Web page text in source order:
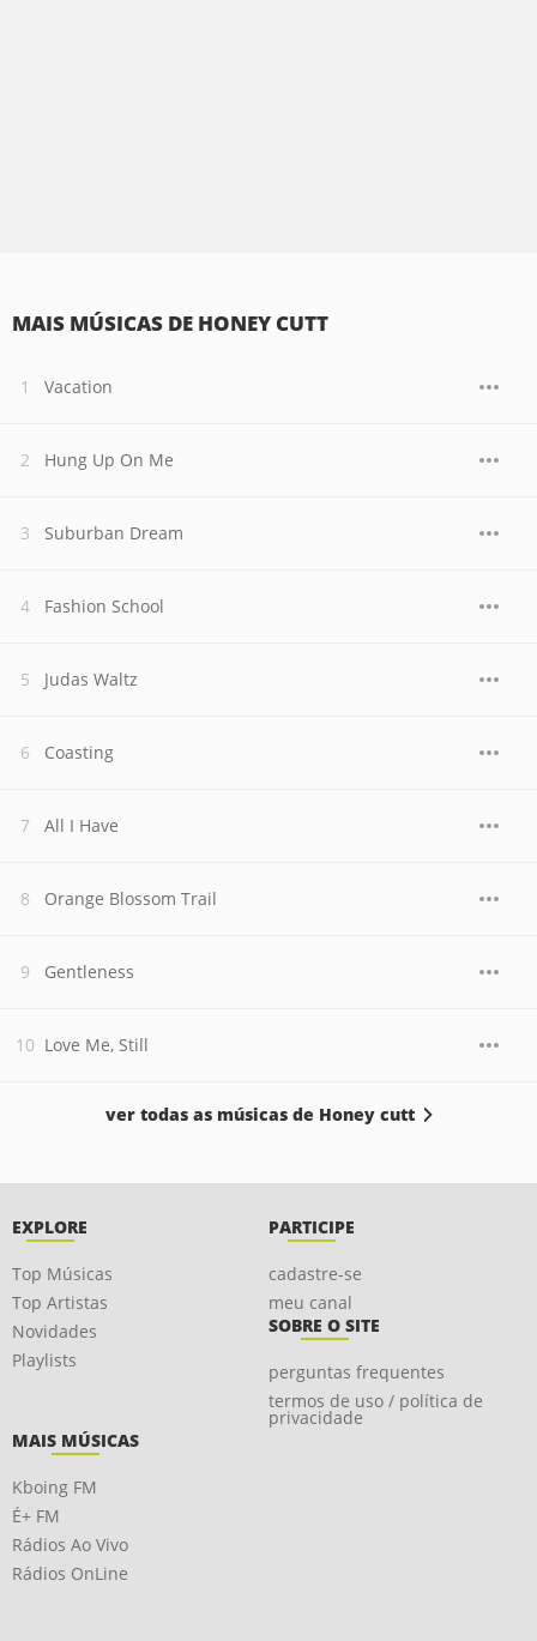
MAIS MÚSICAS DE HONEY CUTT
Vacation
Hung Up On Me
Suburban Dream
Fashion School
Judas Waltz
Coasting
All I Have
Orange Blossom Trail
Gentleness
Love Me, Still
ver todas as músicas de Honey cutt
EXPLORE
Top Músicas
Top Artistas
Novidades
Playlists
PARTICIPE
cadastre-se
meu canal
SOBRE O SITE
perguntas frequentes
termos de uso / política de
privacidade
MAIS MÚSICAS
Kboing FM
É+ FM
Rádios Ao Vivo
Rádios OnLine